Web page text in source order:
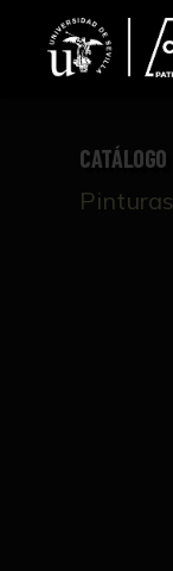
CATÁLOGO
Pinturas